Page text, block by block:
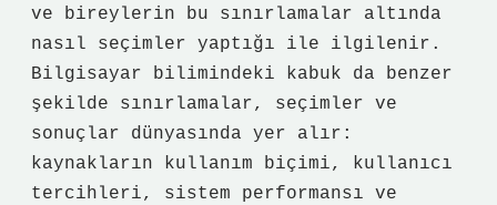
ve bireylerin bu sınırlamalar altında
nasıl seçimler yaptığı ile ilgilenir.
Bilgisayar bilimindeki kabuk da benzer
şekilde sınırlamalar, seçimler ve
sonuçlar dünyasında yer alır:
kaynakların kullanım biçimi, kullanıcı
tercihleri, sistem performansı ve